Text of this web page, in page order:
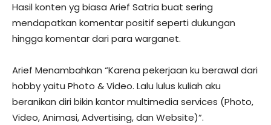
Hasil konten yg biasa Arief Satria buat sering
mendapatkan komentar positif seperti dukungan
hingga komentar dari para warganet.
Arief Menambahkan “Karena pekerjaan ku berawal dari
hobby yaitu Photo & Video. Lalu lulus kuliah aku
beranikan diri bikin kantor multimedia services (Photo,
Video, Animasi, Advertising, dan Website)”.